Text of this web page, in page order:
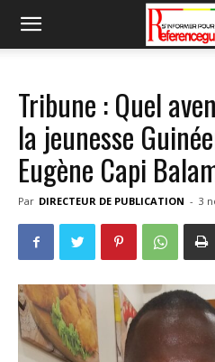
Tribune : Quel
la jeunesse
Eugène Capi
Par DIRECTEUR DE PUBLICATION - 3